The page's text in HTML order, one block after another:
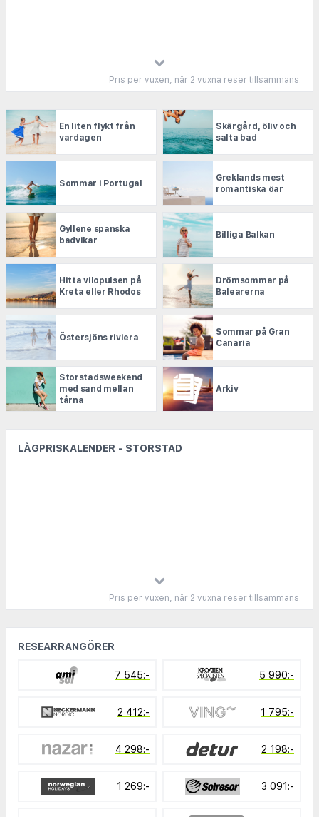
Pris per vuxen, när 2 vuxna reser tillsammans.
En liten flykt från
vardagen
Skärgård, öliv och
salta bad
Sommar i Portugal
Greklands mest
romantiska öar
Gyllene spanska
badvikar
Billiga Balkan
Hitta vilopulsen på
Kreta eller Rhodos
Drömsommar på
Balearerna
Östersjöns riviera
Sommar på Gran
Canaria
Storstadsweekend
med sand mellan
tårna
Arkiv
LÅGPRISKALENDER - STORSTAD
Pris per vuxen, när 2 vuxna reser tillsammans.
RESEARRANGÖRER
7 545:- 5 990:-
2 412:- 1 795:-
4 298:- 2 198:-
1 269:- 3 091:-